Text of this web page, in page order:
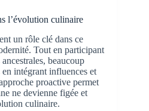
l’évolution culinaire
un rôle clé dans ce
Tout en participant
beaucoup
intégrant influences et
proactive permet
ne devienne figée et
culinaire.